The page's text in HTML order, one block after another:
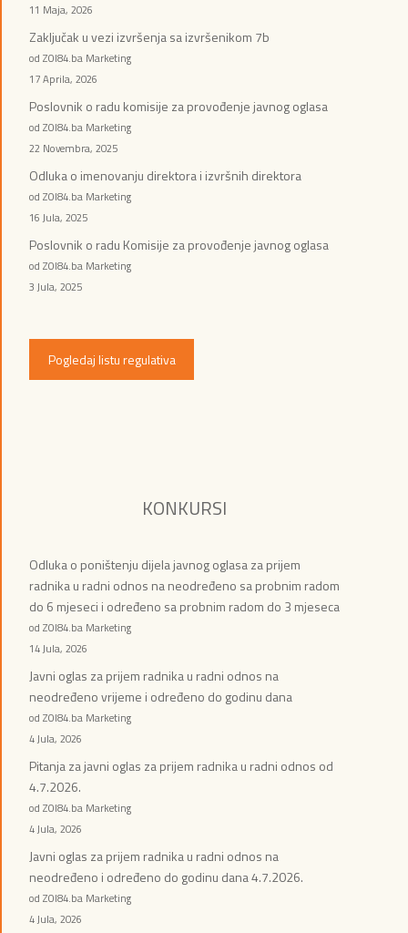
11 Maja, 2026
Zaključak u vezi izvršenja sa izvršenikom 7b
od ZOI84.ba Marketing
17 Aprila, 2026
Poslovnik o radu komisije za provođenje javnog oglasa
od ZOI84.ba Marketing
22 Novembra, 2025
Odluka o imenovanju direktora i izvršnih direktora
od ZOI84.ba Marketing
16 Jula, 2025
Poslovnik o radu Komisije za provođenje javnog oglasa
od ZOI84.ba Marketing
3 Jula, 2025
Pogledaj listu regulativa
KONKURSI
Odluka o poništenju dijela javnog oglasa za prijem
radnika u radni odnos na neodređeno sa probnim radom
do 6 mjeseci i određeno sa probnim radom do 3 mjeseca
od ZOI84.ba Marketing
14 Jula, 2026
Javni oglas za prijem radnika u radni odnos na
neodređeno vrijeme i određeno do godinu dana
od ZOI84.ba Marketing
4 Jula, 2026
Pitanja za javni oglas za prijem radnika u radni odnos od
4.7.2026.
od ZOI84.ba Marketing
4 Jula, 2026
Javni oglas za prijem radnika u radni odnos na
neodređeno i određeno do godinu dana 4.7.2026.
od ZOI84.ba Marketing
4 Jula, 2026